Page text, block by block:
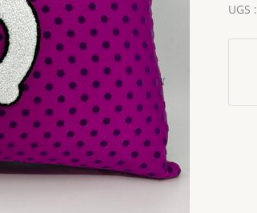
UGS :